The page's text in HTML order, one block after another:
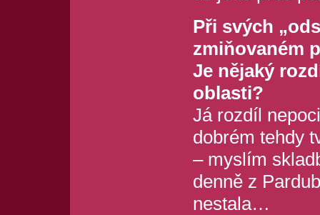
Při svých
zmiňovaném
Je nějaký
oblasti?
Já rozdíl
dobrém tehdy
– myslím
denně z
nestala…